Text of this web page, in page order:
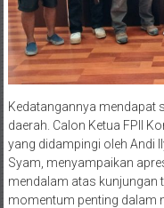
Kedatangannya mendapat
daerah. Calon Ketua FPII
yang didampingi oleh Andi
Syam, menyampaikan
mendalam atas kunjungan
momentum penting dalam